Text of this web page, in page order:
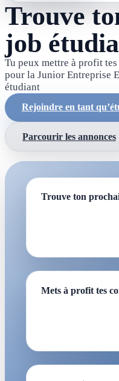
Trouve
job
Tu peux mettre à profit
pour la Junior Entreprise
étudiant
Rejoindre en tant
Parcourir les annonces
Trouve ton
Mets à profit tes